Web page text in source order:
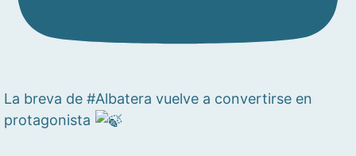
La breva de #Albatera vuelve a convertirse en
protagonista